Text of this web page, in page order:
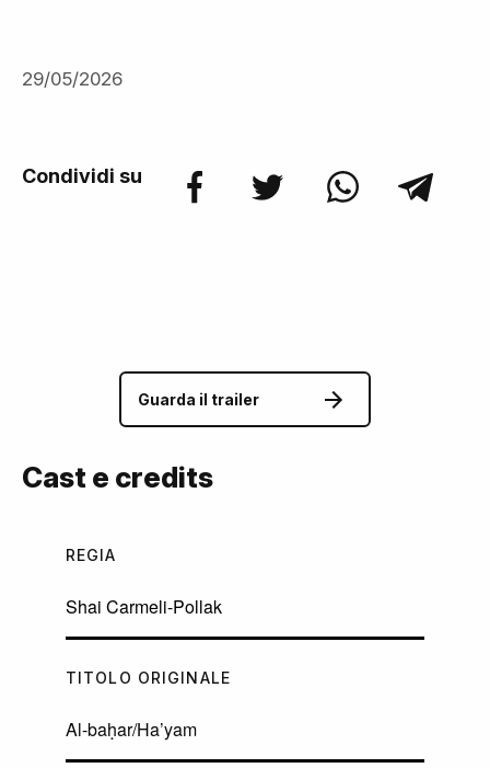
29/05/2026
Condividi su
Guarda il trailer
Cast e credits
REGIA
Shai Carmeli-Pollak
TITOLO ORIGINALE
Al-baḥar/Ha’yam